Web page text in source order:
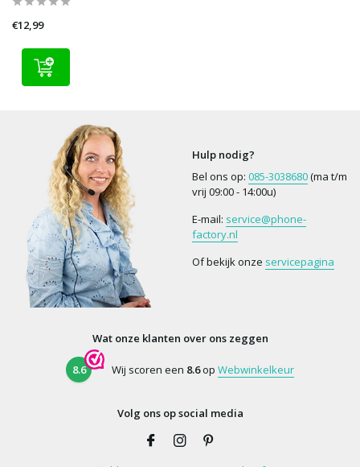
€12,99
Hulp nodig?
Bel ons op: 085-3038680(ma t/m
vrij 09:00 - 14:00u)
E-mail: service@phone-
factory.nl
Of bekijk onze servicepagina
Wat onze klanten over ons zeggen
8.6 Wij scoren een 8.6op Webwinkelkeur
Volg ons op social media